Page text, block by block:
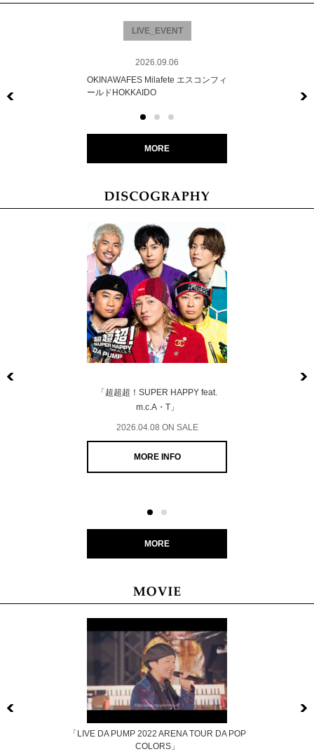
LIVE_EVENT
2026.09.06
OKINAWAFES Milafete エスコンフィ
ールドHOKKAIDO
MORE
「超超超！SUPER HAPPY feat.
m.c.A・T」
2026.04.08 ON SALE
MORE INFO
MORE
「LIVE DA PUMP 2022 ARENA TOUR DA POP
COLORS」